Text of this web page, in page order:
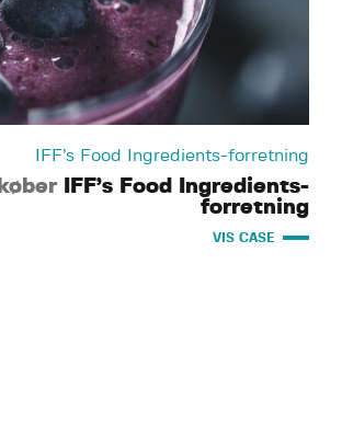
IFF’s Food Ingredients-forretning
køberIFF’s Food Ingredients-
forretning
VIS CASE